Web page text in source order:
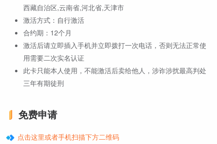
西藏自治区,云南省,河北省,天津市
激活方式：自行激活
合约期：12个月
激活后请立即插入手机并立即拨打一次电话，否则无法正常使
用需要二次实名认证
此卡只能本人使用，不能激活后卖给他人，涉诈涉扰最高判处
三年有期徒刑
免费申请
点击这里或者手机扫描下方二维码